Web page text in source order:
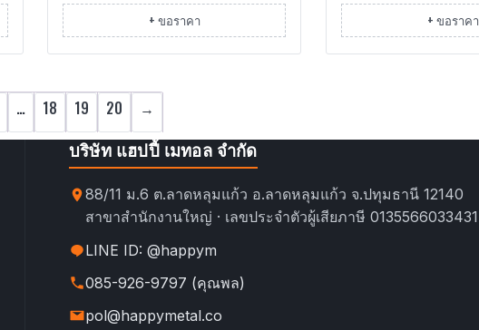
+ ขอราคา + ขอราคา
… 18 19 20 →
บริษัท แฮปปี้ เมทอล จำกัด
88/11 ม.6 ต.ลาดหลุมแก้ว อ.ลาดหลุมแก้ว จ.ปทุมธานี 12140
สาขาสำนักงานใหญ่ · เลขประจำตัวผู้เสียภาษี 0135566033431
LINE ID: @happym
085-926-9797 (คุณพล)
pol@happymetal.co